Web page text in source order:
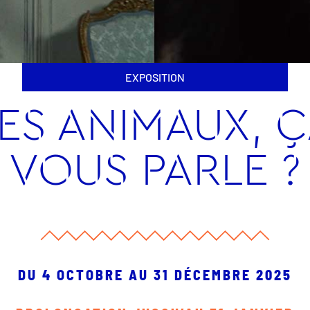
EXPOSITION
ANIMAUX,
VOUS PARLE ?
DU 4 OCTOBRE AU 31 DÉCEMBRE 2025